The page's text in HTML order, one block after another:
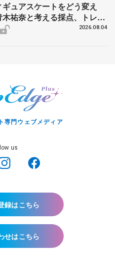
ュアスケートをどう変え
祐奈と考える採点、トレー
来
2026.08.04
専門ウェブメディア
us
録はこちら
せはこちら